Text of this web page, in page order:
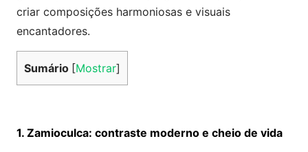
criar composições harmoniosas e visuais
encantadores.
Sumário [Mostrar]
1. Zamioculca: contraste moderno e cheio de vida